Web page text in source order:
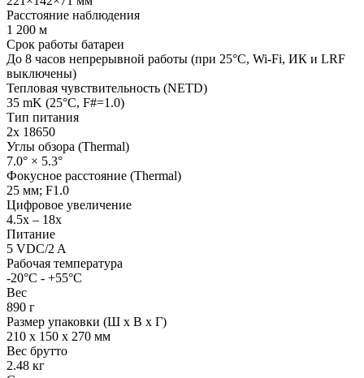
Расстояние наблюдения
1 200 м
Срок работы батареи
До 8 часов непрерывной работы (при 25°C, Wi-Fi, ИК и LRF
выключены)
Тепловая чувствительность (NETD)
35 mK (25°C, F#=1.0)
Тип питания
2х 18650
Углы обзора (Thermal)
7.0° × 5.3°
Фокусное расстояние (Thermal)
25 мм; F1.0
Цифровое увеличение
4.5x – 18x
Питание
5 VDC/2 A
Рабочая температура
-20°C - +55°C
Вес
890 г
Размер упаковки (Ш х В х Г)
210 x 150 x 270 мм
Вес брутто
2.48 кг